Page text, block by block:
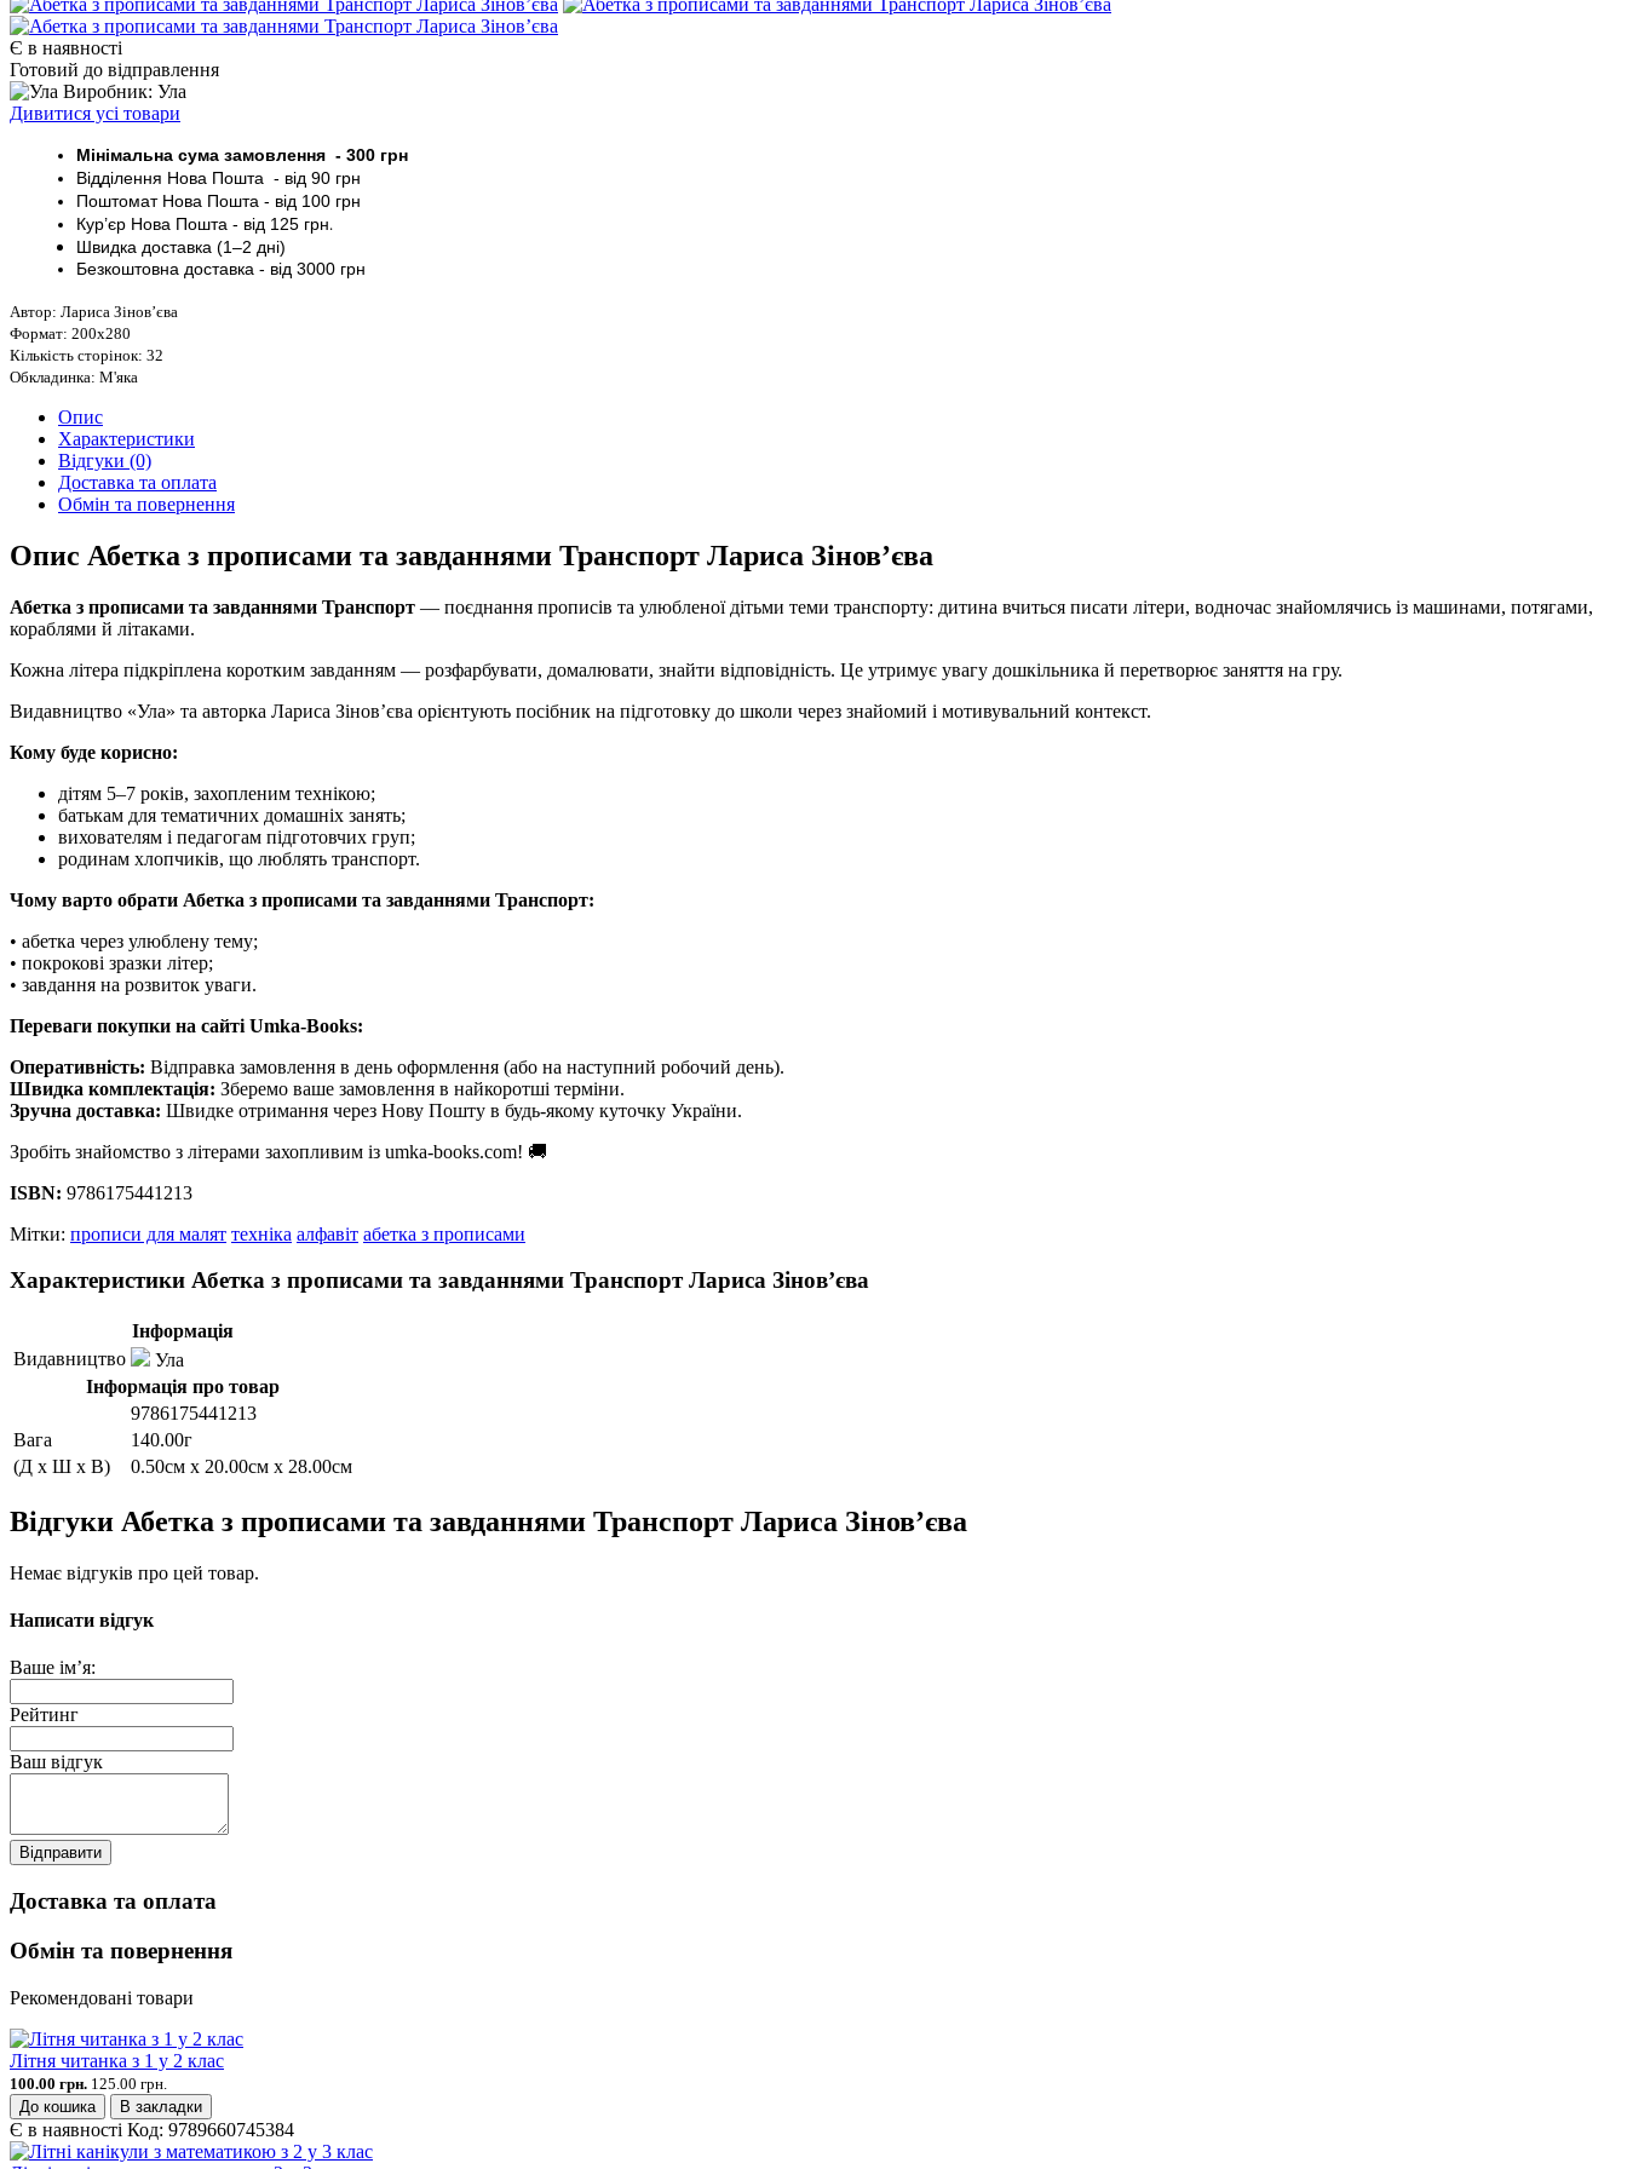
Є в наявності
Готовий до відправлення
Виробник: Ула
Дивитися усі товари
Мінімальна сума замовлення - 300 грн
Відділення Нова Пошта - від 90 грн
ПоштоматНова Пошта - від 100 грн
Кур’єр Нова Пошта - від 125 грн.
Швидка доставка (1–2 дні)
Безкоштовна доставка - від 3000 грн
Автор: Лариса Зінов’єва
Формат: 200х280
Кількість сторінок: 32
Обкладинка: М'яка
Опис
Характеристики
Відгуки (0)
Доставка та оплата
Обмін та повернення
Опис Абетка з прописами та завданнями Транспорт Лариса Зінов’єва
Абетка з прописами та завданнями Транспорт — поєднання прописів та улюбленої дітьми теми транспорту: дитина вчиться писати літери, водночас знайомлячись із машинами, потягами,
кораблями й літаками.
Кожна літера підкріплена коротким завданням — розфарбувати, домалювати, знайти відповідність. Це утримує увагу дошкільника й перетворює заняття на гру.
Видавництво «Ула» та авторка Лариса Зінов’єва орієнтують посібник на підготовку до школи через знайомий і мотивувальний контекст.
Кому буде корисно:
дітям 5–7 років, захопленим технікою;
батькам для тематичних домашніх занять;
вихователям і педагогам підготовчих груп;
родинам хлопчиків, що люблять транспорт.
Чому варто обрати Абетка з прописами та завданнями Транспорт:
• абетка через улюблену тему;
• покрокові зразки літер;
• завдання на розвиток уваги.
Переваги покупки на сайті Umka-Books:
Оперативність: Відправка замовлення в день оформлення (або на наступний робочий день).
Швидка комплектація: Зберемо ваше замовлення в найкоротші терміни.
Зручна доставка: Швидке отримання через Нову Пошту в будь-якому куточку України.
Зробіть знайомство з літерами захопливим із umka-books.com! 🚚
ISBN: 9786175441213
Мітки: прописи для малят техніка алфавіт абетка з прописами
Характеристики Абетка з прописами та завданнями Транспорт Лариса Зінов’єва
Інформація
Видавництво
Ула
Інформація про товар
9786175441213
Вага
140.00г
(Д x Ш x В)
0.50см x 20.00см x 28.00см
Відгуки Абетка з прописами та завданнями Транспорт Лариса Зінов’єва
Немає відгуків про цей товар.
Написати відгук
Ваше ім’я:
Рейтинг
Ваш відгук
Відправити
Доставка та оплата
Обмін та повернення
Рекомендовані товари
Літня читанка з 1 у 2 клас
100.00 грн. 125.00 грн.
До кошика
В закладки
Є в наявності Код: 9789660745384